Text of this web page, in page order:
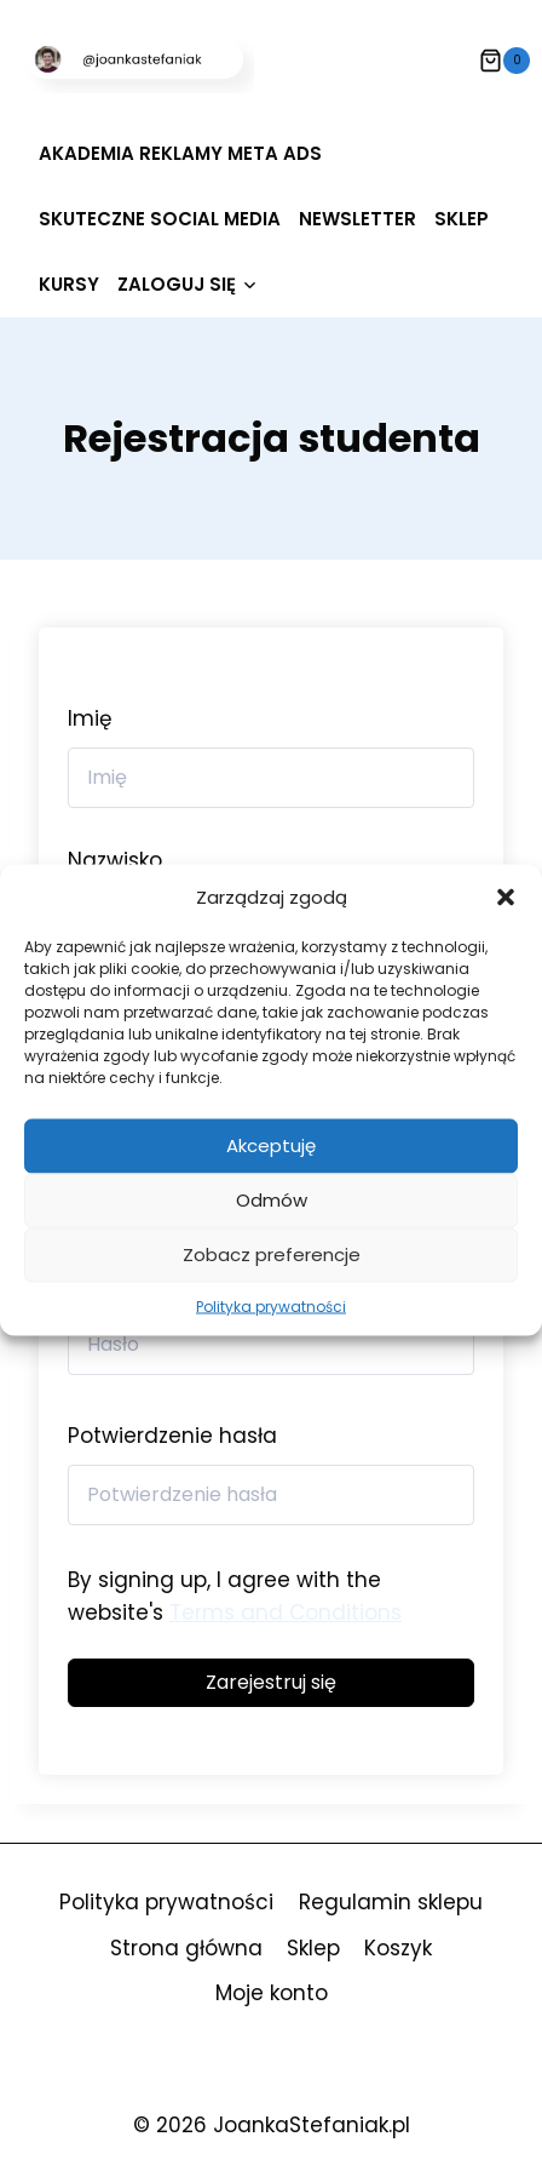
Zarządzaj zgodą
Aby zapewnić jak najlepsze wrażenia, korzystamy z technologii,
takich jak pliki cookie, do przechowywania i/lub uzyskiwania
dostępu do informacji o urządzeniu. Zgoda na te technologie
pozwoli nam przetwarzać dane, takie jak zachowanie podczas
przeglądania lub unikalne identyfikatory na tej stronie. Brak
wyrażenia zgody lub wycofanie zgody może niekorzystnie wpłynąć
na niektóre cechy i funkcje.
Akceptuję
Odmów
Zobacz preferencje
Polityka prywatności
treści
0
AKADEMIA REKLAMY META ADS
SKUTECZNE SOCIAL MEDIA NEWSLETTER SKLEP
KURSY ZALOGUJ SIĘ
Rejestracja studenta
Imię
Nazwisko
Nazwa użytkownika
Potwierdzenie hasła
By signing up, I agree with the
website's
Zarejestruj się
Polityka prywatności
Regulamin sklepu
Strona główna
Sklep
Koszyk
Moje konto
© 2026 JoankaStefaniak.pl